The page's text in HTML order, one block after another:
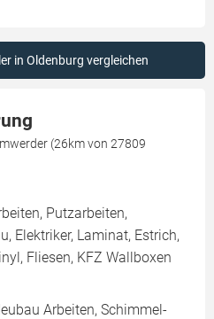
in Oldenburg vergleichen
(26km von 27809
Putzarbeiten,
Elektriker, Laminat, Estrich,
Fliesen, KFZ Wallboxen
Arbeiten, Schimmel-